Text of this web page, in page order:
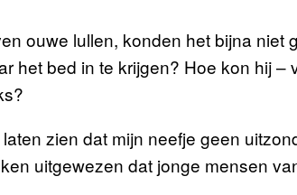
ouwe lullen, konden het bijna niet
het bed in te krijgen? Hoe kon hij –
zien dat mijn neefje geen
uitgewezen dat jonge mensen